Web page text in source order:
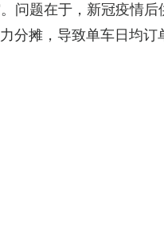
问题在于，新冠疫情
分摊，导致单车日均订